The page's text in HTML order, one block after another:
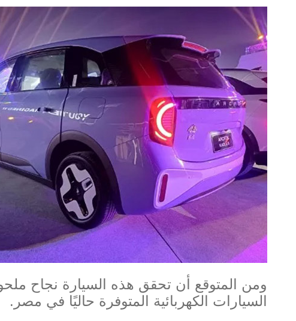
ومن المتوقع أن تحقق هذه السيارة نجاح
السيارات الكهربائية المتوفرة حاليًا في مصر .